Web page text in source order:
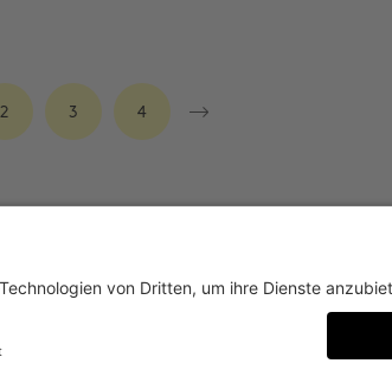
2 3 4
IMAI PLAY